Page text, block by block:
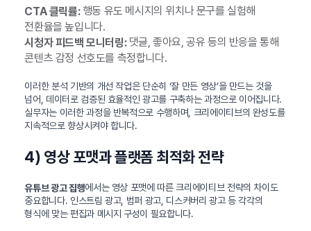
CTA 클릭률:행동 유도 메시지의 위치나 문구를 실험해
전환율을 높입니다.
시청자 피드백 모니터링:댓글, 좋아요, 공유 등의 반응을 통해
콘텐츠 감정 선호도를 측정합니다.
이러한 분석 기반의 개선 작업은 단순히 ‘잘 만든 영상’을 만드는 것을
넘어, 데이터로 검증된 효율적인 광고를 구축하는 과정으로 이어집니다.
실무자는 이러한 과정을 반복적으로 수행하며, 크리에이티브의 완성도를
지속적으로 향상시켜야 합니다.
4) 영상 포맷과 플랫폼 최적화 전략
유튜브 광고 집행에서는 영상 포맷에 따른 크리에이티브 전략의 차이도
중요합니다. 인스트림 광고, 범퍼 광고, 디스커버리 광고 등 각각의
형식에 맞는 편집과 메시지 구성이 필요합니다.